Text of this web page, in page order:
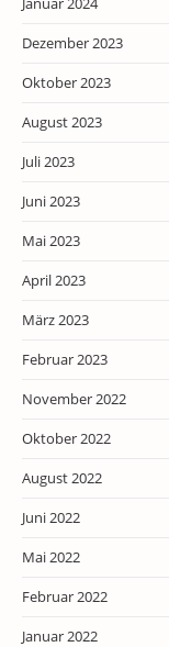
Dezember 2023
Oktober 2023
August 2023
Juli 2023
Juni 2023
Mai 2023
April 2023
März 2023
Februar 2023
November 2022
Oktober 2022
August 2022
Juni 2022
Mai 2022
Februar 2022
Januar 2022